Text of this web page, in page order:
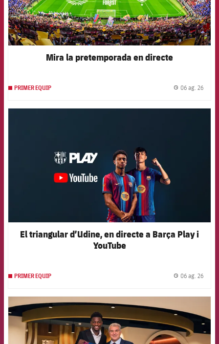
Mira la pretemporada en directe
PRIMER EQUIP 06 ag. 26
El triangular d’Udine, en directe a Barça Play i
YouTube
PRIMER EQUIP 06 ag. 26